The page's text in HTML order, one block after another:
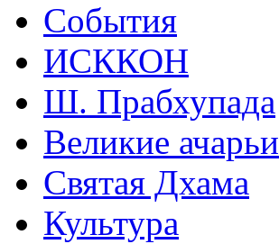
События
ИСККОН
Ш. Прабхупада
Великие ачарьи
Святая Дхама
Культура